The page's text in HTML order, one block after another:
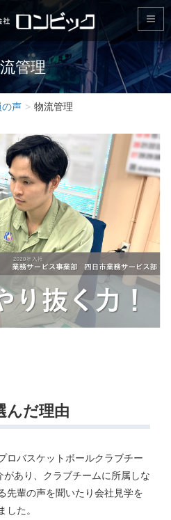
管理
の声 物流管理
だ理由
ロバスケットボールクラブチー
があり、クラブチームに所属しな
先輩の声を聞いたり会社見学を
した。